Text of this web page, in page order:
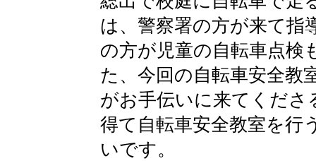
は、警察署の方が来て指
の方が児童の自転車点検
た、今回の自転車安全教
がお手伝いに来てくだ
得て自転車安全教室を行
いです。